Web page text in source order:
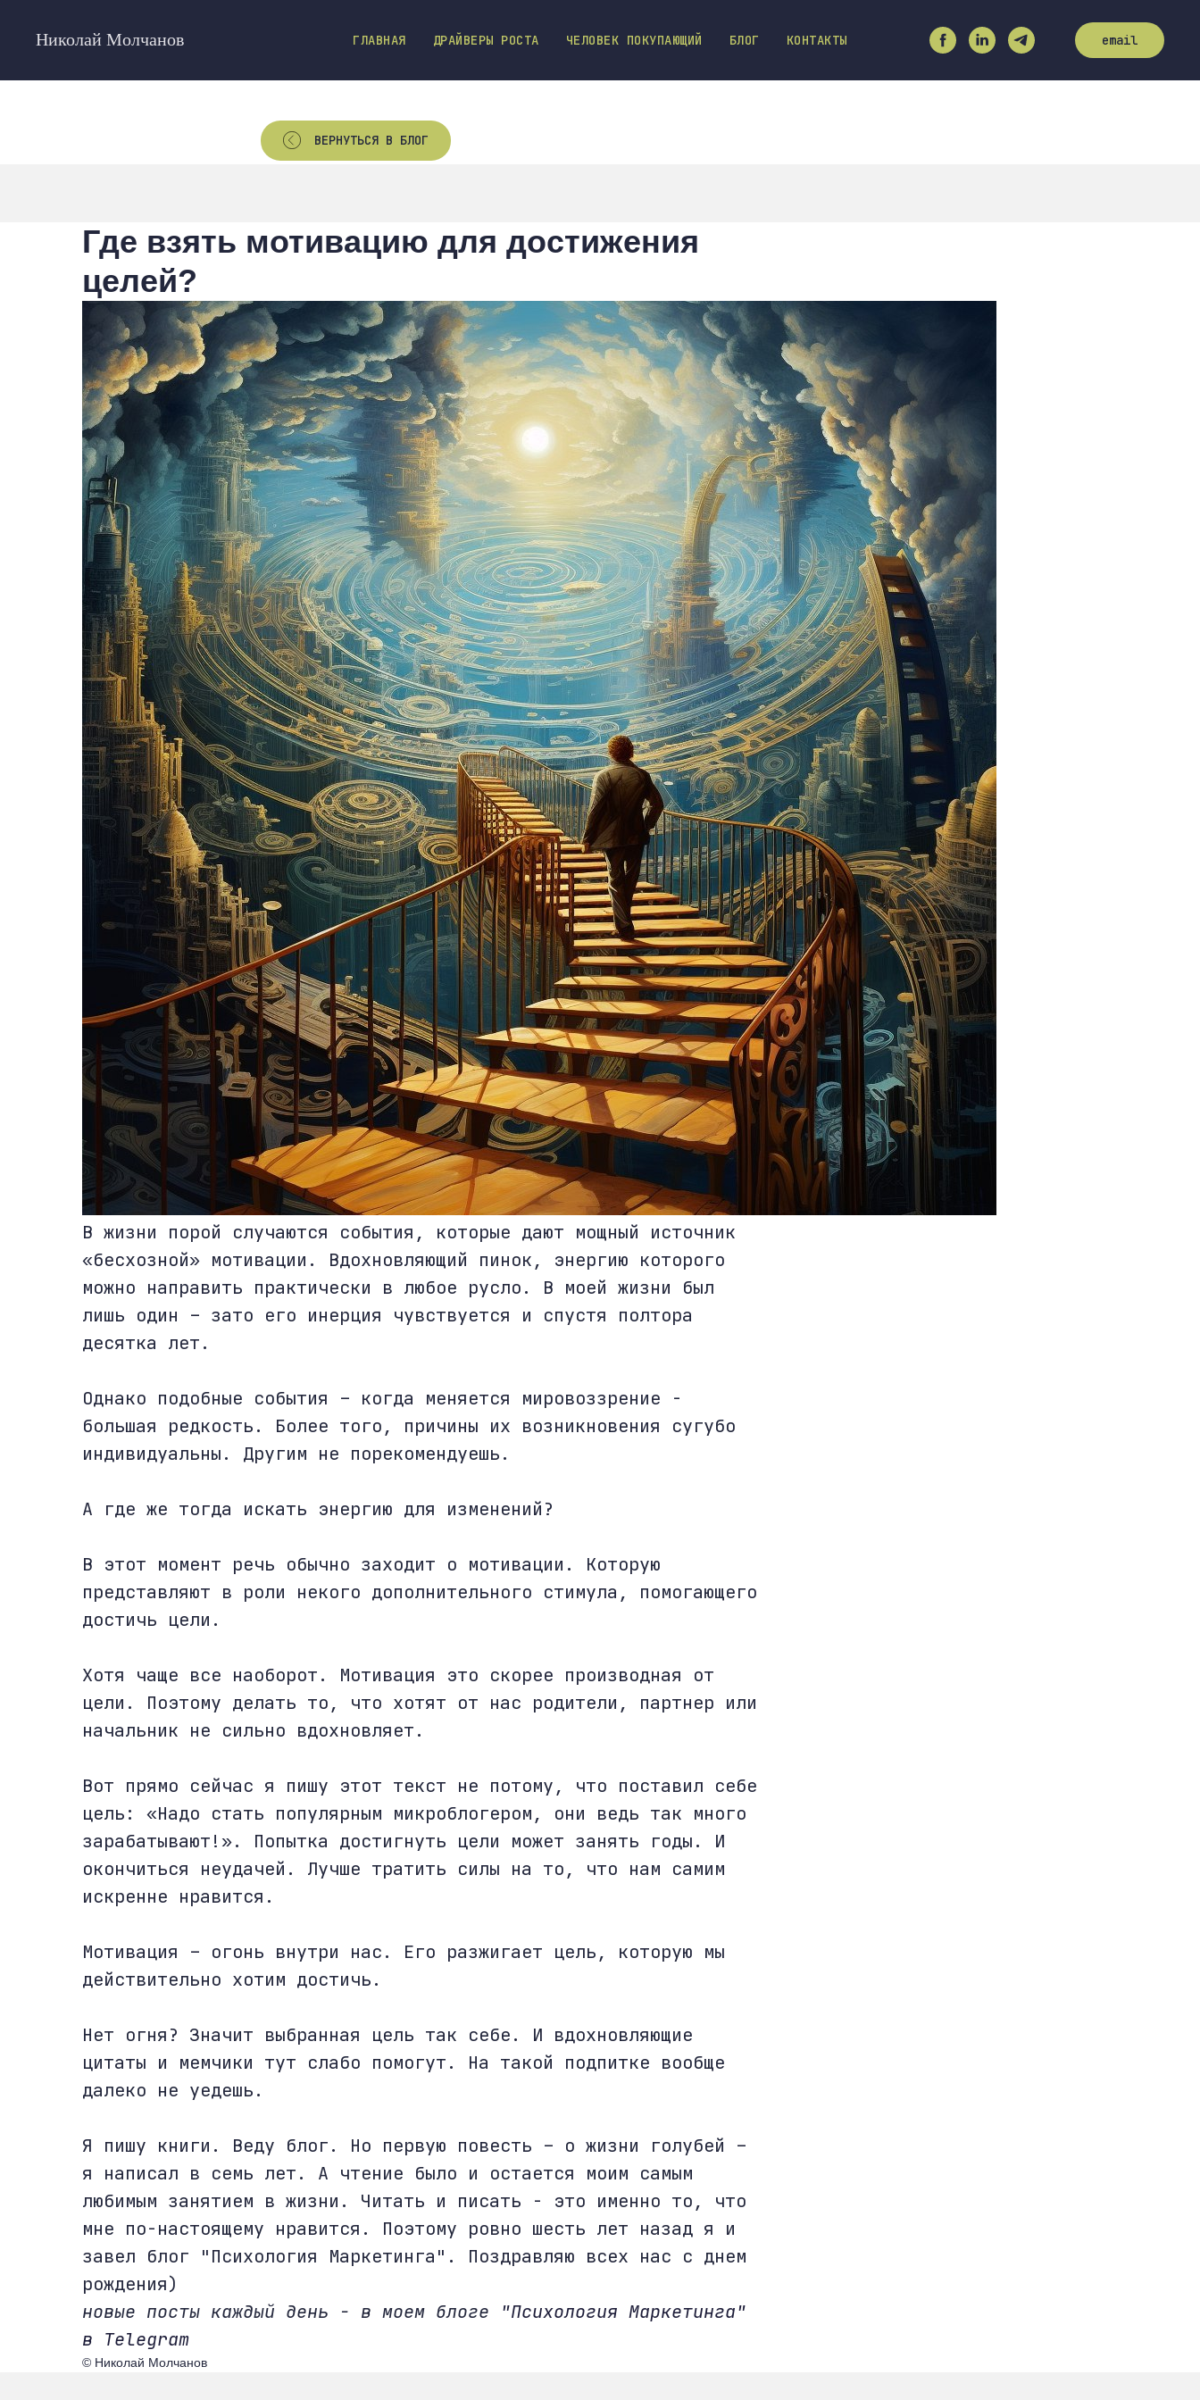
Николай Молчанов ГЛАВНАЯ ДРАЙВЕРЫ РОСТА ЧЕЛОВЕК ПОКУПАЮЩИЙ БЛОГ КОНТАКТЫ email
ВЕРНУТЬСЯ В БЛОГ
Где взять мотивацию для достижения
целей?
В жизни порой случаются события, которые дают мощный источник
«бесхозной» мотивации. Вдохновляющий пинок, энергию которого
можно направить практически в любое русло. В моей жизни был
лишь один – зато его инерция чувствуется и спустя полтора
десятка лет.
Однако подобные события – когда меняется мировоззрение -
большая редкость. Более того, причины их возникновения сугубо
индивидуальны. Другим не порекомендуешь.
А где же тогда искать энергию для изменений?
В этот момент речь обычно заходит о мотивации. Которую
представляют в роли некого дополнительного стимула, помогающего
достичь цели.
Хотя чаще все наоборот. Мотивация это скорее производная от
цели. Поэтому делать то, что хотят от нас родители, партнер или
начальник не сильно вдохновляет.
Вот прямо сейчас я пишу этот текст не потому, что поставил себе
цель: «Надо стать популярным микроблогером, они ведь так много
зарабатывают!». Попытка достигнуть цели может занять годы. И
окончиться неудачей. Лучше тратить силы на то, что нам самим
искренне нравится.
Мотивация – огонь внутри нас. Его разжигает цель, которую мы
действительно хотим достичь.
Нет огня? Значит выбранная цель так себе. И вдохновляющие
цитаты и мемчики тут слабо помогут. На такой подпитке вообще
далеко не уедешь.
Я пишу книги. Веду блог. Но первую повесть – о жизни голубей –
я написал в семь лет. А чтение было и остается моим самым
любимым занятием в жизни. Читать и писать - это именно то, что
мне по-настоящему нравится. Поэтому ровно шесть лет назад я и
завел блог "Психология Маркетинга". Поздравляю всех нас с днем
рождения)
новые посты каждый день - в моем блоге
"Психология Маркетинга"
в Telegram
© Николай Молчанов